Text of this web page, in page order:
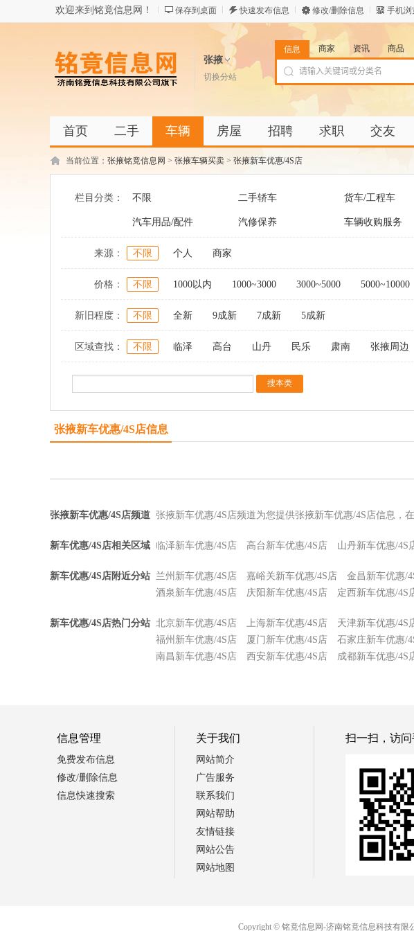
欢迎来到铭竟信息网！ 保存到桌面 快速发布信息 修改/删除信息 手机浏
张掖
切换分站
信息 商家 资讯 商品
首页 二手 车辆 房屋 招聘 求职 交友
当前位置： 张掖铭竟信息网 > 张掖车辆买卖 > 张掖新车优惠/4S店
栏目分类： 不限 二手轿车 货车/工程车
汽车用品/配件 汽修保养 车辆收购服务
来源： 不限 个人 商家
价格： 不限 1000以内 1000~3000 3000~5000 5000~10000
新旧程度： 不限 全新 9成新 7成新 5成新
区域查找： 不限 临泽 高台 山丹 民乐 肃南 张掖周边
张掖新车优惠/4S店信息
张掖新车优惠/4S店频道 张掖新车优惠/4S店频道为您提供张掖新车优惠/4S店信息，
新车优惠/4S店相关区域 临泽新车优惠/4S店 高台新车优惠/4S店 山丹新车优惠/4S
新车优惠/4S店附近分站 兰州新车优惠/4S店 嘉峪关新车优惠/4S店 金昌新车优惠/
酒泉新车优惠/4S店
庆阳新车优惠/4S店 定西新车优惠/4S
新车优惠/4S店热门分站 北京新车优惠/4S店 上海新车优惠/4S店 天津新车优惠/4S
福州新车优惠/4S店
厦门新车优惠/4S店 石家庄新车优惠/
南昌新车优惠/4S店
西安新车优惠/4S店 成都新车优惠/4S
信息管理
免费发布信息
修改/删除信息
信息快速搜索
关于我们
网站简介
广告服务
联系我们
网站帮助
友情链接
网站公告
网站地图
扫一扫，访
Copyright © 铭竟信息网-济南铭竟信息科技有限